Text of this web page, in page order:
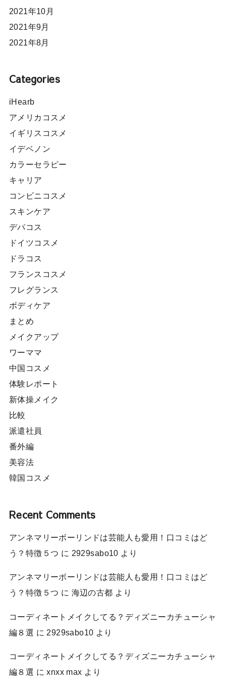
2021年10月
2021年9月
2021年8月
Categories
iHearb
アメリカコスメ
イギリスコスメ
イデベノン
カラーセラピー
キャリア
コンビニコスメ
スキンケア
デパコス
ドイツコスメ
ドラコス
フランスコスメ
フレグランス
ボディケア
まとめ
メイクアップ
ワーママ
中国コスメ
体験レポート
新体操メイク
比較
派遣社員
番外編
美容法
韓国コスメ
Recent Comments
アンネマリーボーリンドは芸能人も愛用！口コミはど
う？特徴５つ に 2929sabo10 より
アンネマリーボーリンドは芸能人も愛用！口コミはど
う？特徴５つ に 海辺の古都 より
コーディネートメイクしてる？ディズニーカチューシャ
編８選 に 2929sabo10 より
コーディネートメイクしてる？ディズニーカチューシャ
編８選 にxnxx max より